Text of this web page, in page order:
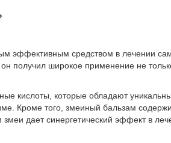
эффективным средством в лечении
получил широкое применение не
кислоты, которые обладают
Кроме того, змеиный бальзам
змеи дает синергетический эффект в